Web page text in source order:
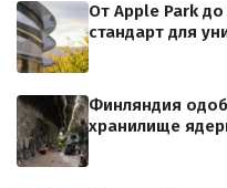
От Apple Park
стандарт для
Финляндия
хранилище